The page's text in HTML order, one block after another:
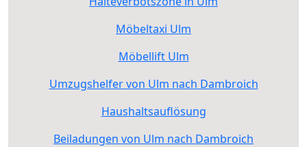
Möbeltaxi Ulm
Möbellift Ulm
Umzugshelfer von Ulm nach Dambroich
Haushaltsauflösung
Beiladungen von Ulm nach Dambroich